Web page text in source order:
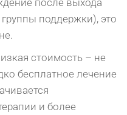
после выхода
поддержки), это
стоимость – не
бесплатное лечение
и более